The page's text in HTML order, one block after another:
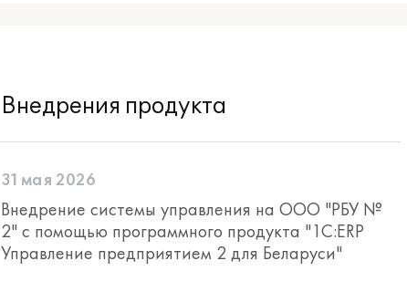
Внедрения продукта
31 мая 2026
Внедрение системы управления на ООО "РБУ №
2" с помощью программного продукта "1С:ERP
Управление предприятием 2 для Беларуси"